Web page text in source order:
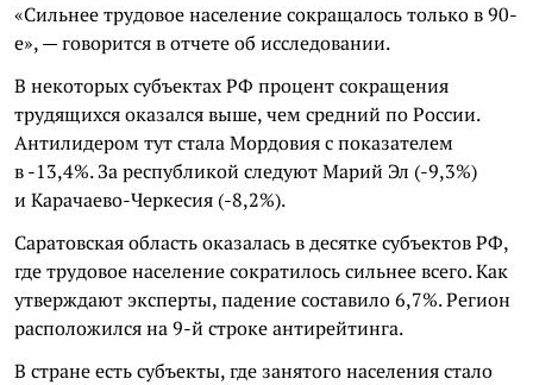
«Сильнее трудовое население сокращалось только в 90-
е», — говорится в отчете об исследовании.
В некоторых субъектах РФ процент сокращения
трудящихся оказался выше, чем средний по России.
Антилидером тут стала Мордовия с показателем
в -13,4%. За республикой следуют Марий Эл (-9,3%)
и Карачаево-Черкесия (-8,2%).
Саратовская область оказалась в десятке субъектов РФ,
где трудовое население сократилось сильнее всего. Как
утверждают эксперты, падение составило 6,7%. Регион
расположился на 9-й строке антирейтинга.
В стране есть субъекты, где занятого населения стало